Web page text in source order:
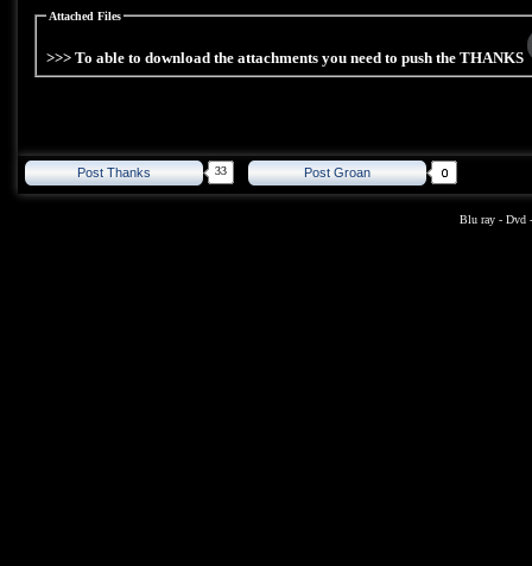
Attached Files
>>> To able to download the attachments you need to push the THANKS
Post Thanks 33 Post Groan
Blu ray - Dvd